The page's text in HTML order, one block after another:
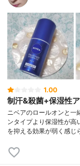
1.00
制汗&殺菌+保湿性
ニベアのロールオンと一
ンタイプより保湿性が高
を抑える効果が弱く感じ